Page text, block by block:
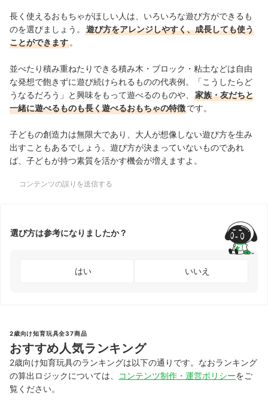
長く使えるおもちゃがほしい人は、いろいろな遊び方ができるも
のを選びましょう。
遊び方をアレンジしやすく、成長しても使う
ことができます 。
並べたり積み重ねたりできる積み木・ブロック・粘土などは自由
な発想で飽きずに遊び続けられるものの代表例。「こうしたらど
うなるだろう」と興味をもって遊べるのものや、
家族・友だちと
一緒に遊べるものも長く遊べるおもちゃの特徴です。
子どもの創造力は無限大であり、大人が想像しない遊び方を生み
出すこともあるでしょう。 遊び方が決まっていないものであれ
ば、子どもが持つ素質を活かす機会が増えますよ。
コンテンツの誤りを送信する
選び方は参考になりましたか？
はい いいえ
2歳向け知育玩具全37商品
おすすめ人気ランキング
2歳向け知育玩具のランキングは以下の通りです。なおランキング
の算出ロジックについては、
コンテンツ制作・運営ポリシーをご
覧ください。